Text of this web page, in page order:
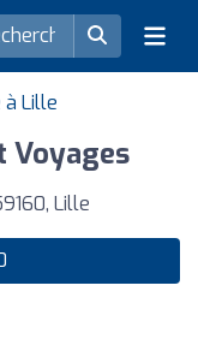
Lille
Voyages
Lille